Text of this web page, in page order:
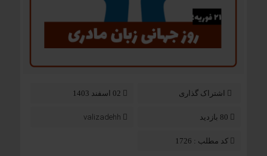
اشتراک گذاری
valizadehh
کد مطلب : 1726